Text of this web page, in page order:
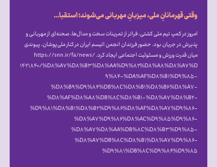
وقتی قهرمانانِ ملی، میزبانِ مهربانی می‌شوند؛ استقبال گرم علیرضا دبیر از فرزندان انجمن اتیسم ایران [همراه با فیلم]
امروز در کمپ تیم ملی کشتی، فراتر از تمرینات سخت و مدال‌ها، صحنه‌ای از مهربانی و
پذیرش در جریان بود. حضور فرزندان انجمن اتیسم ایران در کنار ملی‌پوشان، پیوندی
میان قدرت ورزش و مسئولیت اجتماعی ایجاد کرد. https://snn.ir/fa/news/
۱۴۲۱۸۴۰/%D۸%A۷%D۸%B۳%D۸%AA%D۹%۸۲%D۸%A۸%D۸%A۷%D
۹%۸۴-%DA%AF%D۸%B۱%D۹%۸۵-
%D۸%B۹%D۹%۸۴%DB%۸C%D۸%B۱%D۸%B۶%D۸%A۷-
%D۸%AF%D۸%A۸%DB%۸C%D۸%B۱-%D۸%A۷%D۸%B۲-
%D۹%۸۱%D۸%B۱%D۸%B۲%D۹%۸۶%D۸%AF%D۸%A۷%D۹%۸۶-
%D۸%A۷%D۹%۸۶%D۸%AC%D۹%۸۵%D۹%۸۶-
%D۸%A۷%D۸%AA%DB%۸C%D۸%B۳%D۹%۸۵-
%D۸%A۷%DB%۸C%D۸%B۱%D۸%A۷%D۹%۸۶-
%D۹%۸۱%DB%۸C%D۹%۸۴%D۹%۸۵